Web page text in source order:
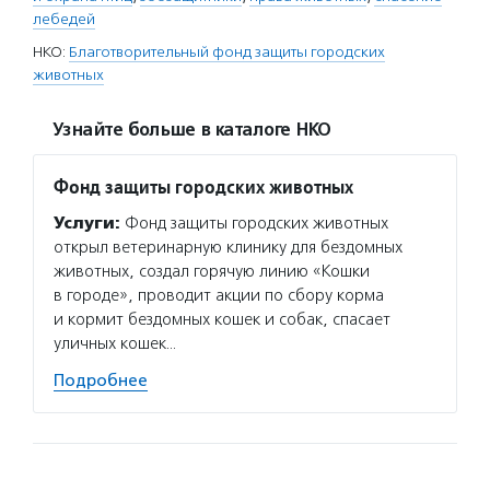
лебедей
НКО: Благотворительный фонд защиты городских
животных
Узнайте больше в каталоге НКО
Фонд защиты городских животных
Услуги: Фонд защиты городских животных
открыл ветеринарную клинику для бездомных
животных, создал горячую линию «Кошки
в городе», проводит акции по сбору корма
и кормит бездомных кошек и собак, спасает
уличных кошек…
Подробнее